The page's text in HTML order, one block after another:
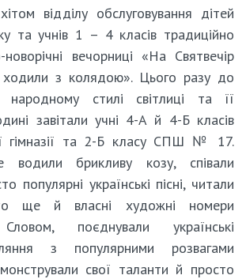
відділу обслуговування дітей
та учнів 1 – 4 класів традиційно
новорічні вечорниці «На Святвечір
з колядою». Цього разу до
стилі світлиці та її
завітали учні 4-А й 4-Б класів
гімназії та 2-Б класу СПШ № 17.
водили брикливу козу, співали
популярні українські пісні, читали
ще й власні художні номери
поєднували українські
з популярними розвагами
свої таланти й просто